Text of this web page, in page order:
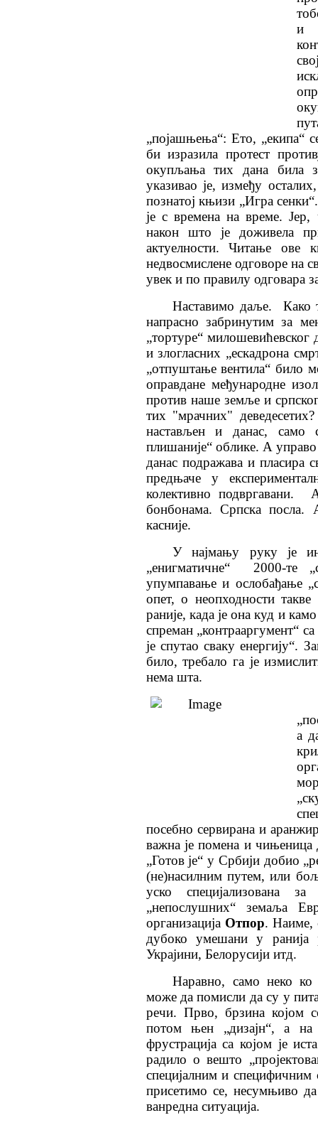
и
„појашњења“: Ето, „екипа“
би изразила протест
окупљања тих дана била
указивао је, између
познатој књизи „Игра
је с времена на време.
након што је доживела
актуелности. Читање
недвосмислене одговоре на
увек и по правилу одговара
Наставимо даље. Како
напрасно забринутим за
„тортуре“ милошевићевског
и злогласних „ескадрона
„отпуштање вентила“ било
оправдане међународне
против наше земље и
тих "мрачних"
настављен и данас, само
плишаније“ облике. А
данас подражава и пласира
предњаче у
колективно
бонбонама. Српска
касније.
У најмању руку је
„енигматичне“ 2000-те
упумпавање и ослобађање
опет, о неопходности
раније, када је она куд и
спреман „контрааргумент“
је спутао сваку енергију“.
било, требало га је
нема шта.
а
посебно сервирана и
важна је помена и чињеница
„Готов је“ у Србији добио
(не)насилним путем, или
уско специјализована
„непослушних“ земаља
организација Отпор. Наиме,
дубоко умешани у ранија
Украјини, Белорусији итд.
Наравно, само неко ко
може да помисли да су у
речи. Прво, брзина којом
потом њен „дизајн“, а на
фрустрација са којом је
радило о вешто
специјалним и
присетимо се, несумњиво
ванредна ситуација.